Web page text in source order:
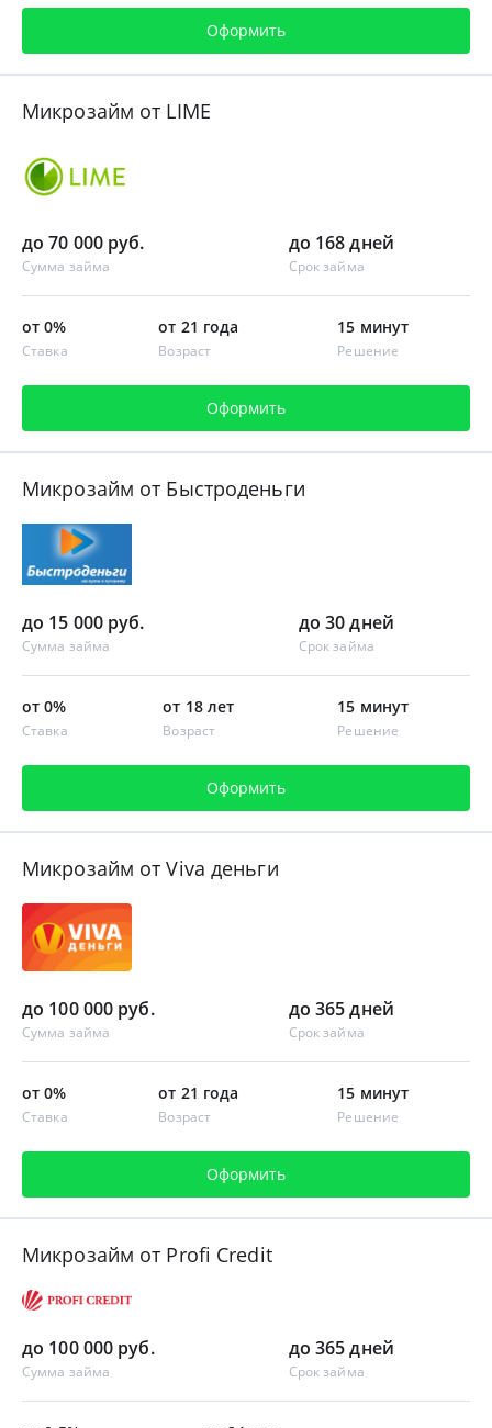
Оформить
Микрозайм от LIME
до 70 000 руб.
Сумма займа
до 168 дней
Срок займа
от 0%
Ставка
от 21 года
Возраст
15 минут
Решение
Оформить
Микрозайм от Быстроденьги
до 15 000 руб.
Сумма займа
до 30 дней
Срок займа
от 0%
Ставка
от 18 лет
Возраст
15 минут
Решение
Оформить
Микрозайм от Viva деньги
до 100 000 руб.
Сумма займа
до 365 дней
Срок займа
от 0%
Ставка
от 21 года
Возраст
15 минут
Решение
Оформить
Микрозайм от Profi Credit
до 100 000 руб.
Сумма займа
до 365 дней
Срок займа